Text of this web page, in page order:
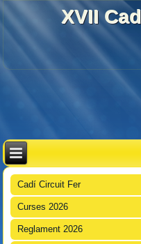
XVII
Cadí Circuit Fer
Curses 2026
Reglament 2026